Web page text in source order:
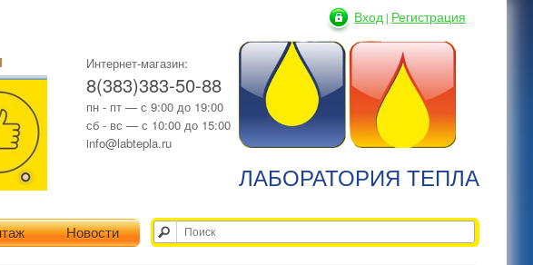
ЛАБОРАТОРИЯ ТЕПЛА
Интернет-магазин:
8(383)383-50-88
пн - пт — с 9:00 до 19:00
сб - вс — с 10:00 до 15:00
info@labtepla.ru
Вход | Регистрация
Новости